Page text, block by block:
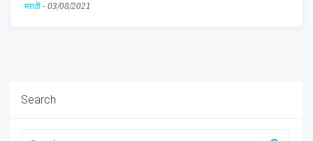
मराठी - 03/08/2021
Search